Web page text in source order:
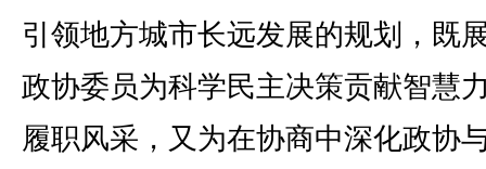
引领地方城市长远发展的规划，既
政协委员为科学民主决策贡献智慧
履职风采，又为在协商中深化政协